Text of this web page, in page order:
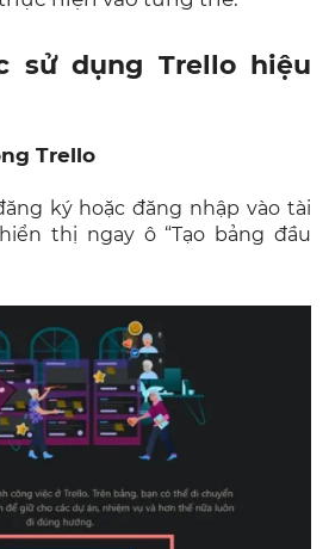
sử dụng Trello hiệu
Trello
ký hoặc đăng nhập vào tài
thị ngay ô “Tạo bảng đầu